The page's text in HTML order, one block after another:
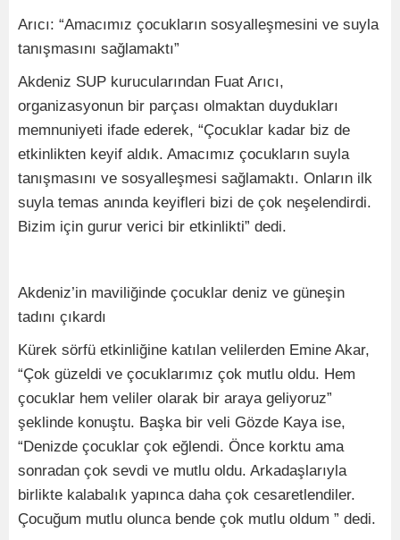
Arıcı: “Amacımız çocukların sosyalleşmesini ve suyla
tanışmasını sağlamaktı”
Akdeniz SUP kurucularından Fuat Arıcı,
organizasyonun bir parçası olmaktan duydukları
memnuniyeti ifade ederek, “Çocuklar kadar biz de
etkinlikten keyif aldık. Amacımız çocukların suyla
tanışmasını ve sosyalleşmesi sağlamaktı. Onların ilk
suyla temas anında keyifleri bizi de çok neşelendirdi.
Bizim için gurur verici bir etkinlikti” dedi.
Akdeniz’in maviliğinde çocuklar deniz ve güneşin
tadını çıkardı
Kürek sörfü etkinliğine katılan velilerden Emine Akar,
“Çok güzeldi ve çocuklarımız çok mutlu oldu. Hem
çocuklar hem veliler olarak bir araya geliyoruz”
şeklinde konuştu. Başka bir veli Gözde Kaya ise,
“Denizde çocuklar çok eğlendi. Önce korktu ama
sonradan çok sevdi ve mutlu oldu. Arkadaşlarıyla
birlikte kalabalık yapınca daha çok cesaretlendiler.
Çocuğum mutlu olunca bende çok mutlu oldum ” dedi.